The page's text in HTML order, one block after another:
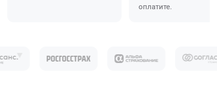
оплатите.